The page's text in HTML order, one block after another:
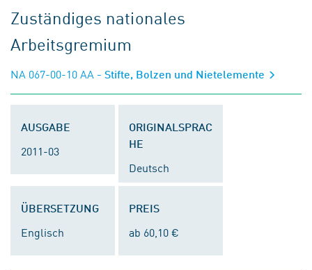
Zuständiges nationales
Arbeitsgremium
NA 067-00-10 AA - Stifte, Bolzen und Nietelemente
AUSGABE
2011-03
ORIGINALSPRAC
HE
Deutsch
ÜBERSETZUNG
Englisch
PREIS
ab 60,10 €